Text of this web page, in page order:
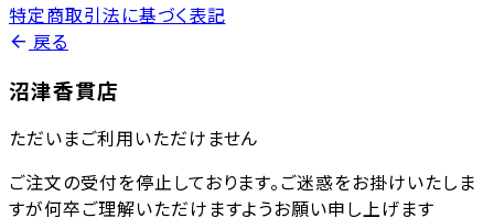
特定商取引法に基づく表記
arrow_back 戻る
沼津香貫店
ただいまご利用いただけません
ご注文の受付を停止しております。ご迷惑をお掛けいたしま
すが何卒ご理解いただけますようお願い申し上げます